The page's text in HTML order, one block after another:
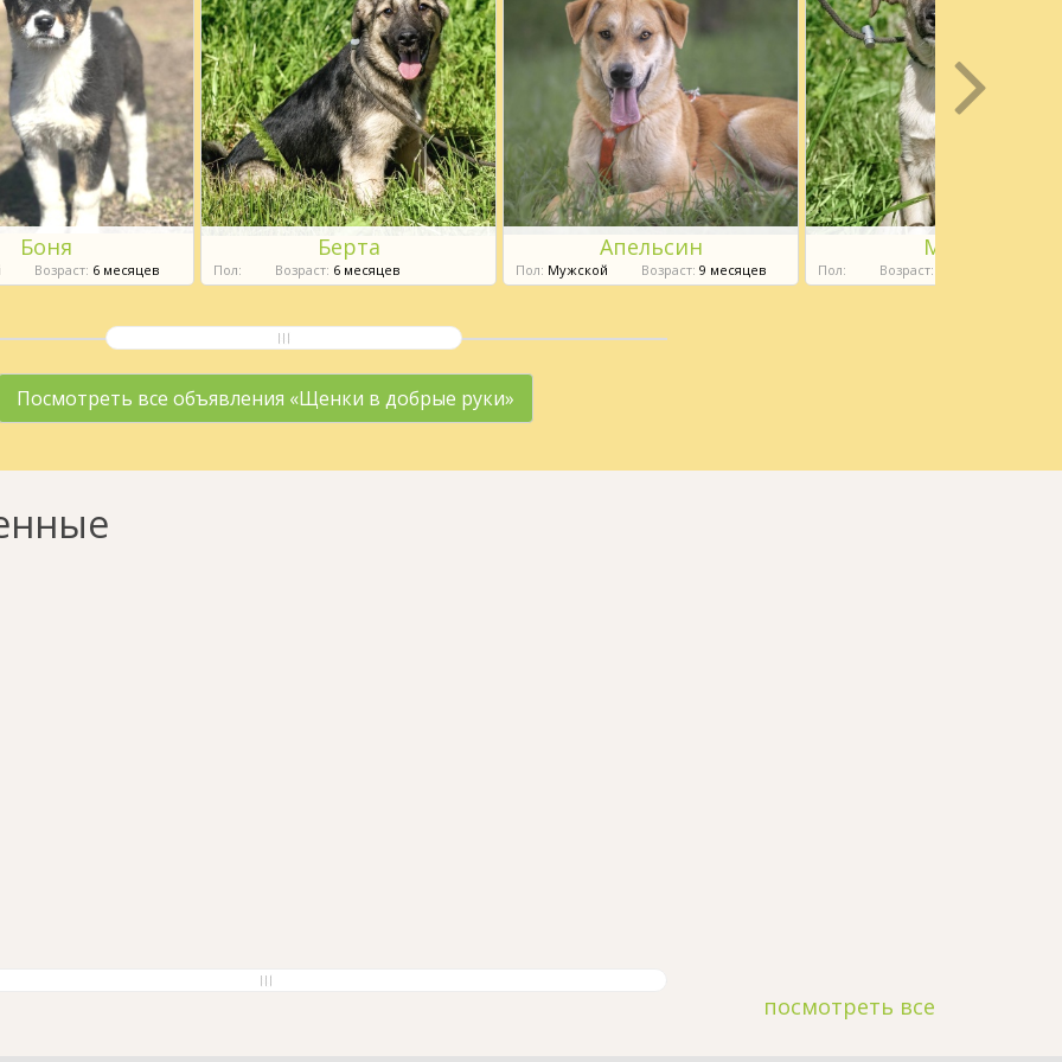
Боня
Возраст: 6 месяцев
Берта
Пол: Возраст: 6 месяцев
Апельсин
Пол: Мужской Возраст: 9 месяцев
Мира
Пол: Возраст:
Посмотреть все объявления «Щенки в добрые руки»
посмотреть все